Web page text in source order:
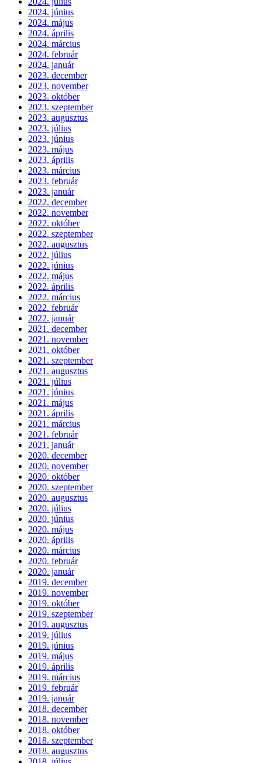
2024. június
2024. május
2024. április
2024. március
2024. február
2024. január
2023. december
2023. november
2023. október
2023. szeptember
2023. augusztus
2023. július
2023. június
2023. május
2023. április
2023. március
2023. február
2023. január
2022. december
2022. november
2022. október
2022. szeptember
2022. augusztus
2022. július
2022. június
2022. május
2022. április
2022. március
2022. február
2022. január
2021. december
2021. november
2021. október
2021. szeptember
2021. augusztus
2021. július
2021. június
2021. május
2021. április
2021. március
2021. február
2021. január
2020. december
2020. november
2020. október
2020. szeptember
2020. augusztus
2020. július
2020. június
2020. május
2020. április
2020. március
2020. február
2020. január
2019. december
2019. november
2019. október
2019. szeptember
2019. augusztus
2019. július
2019. június
2019. május
2019. április
2019. március
2019. február
2019. január
2018. december
2018. november
2018. október
2018. szeptember
2018. augusztus